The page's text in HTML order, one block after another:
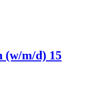
(w/m/d) 15